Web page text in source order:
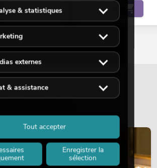
blog actuels
& statistiques
externes
& assistance
Enregistrer la
sélection
Tout accepter